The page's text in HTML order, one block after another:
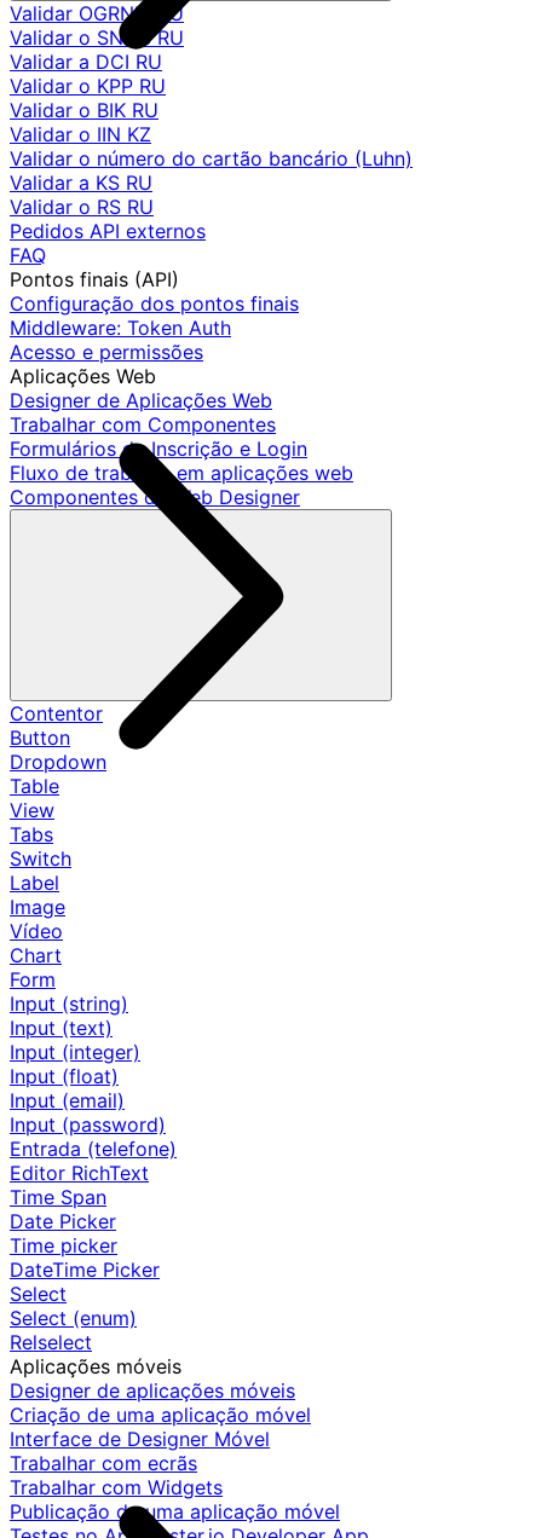
Validar OGRNIP RU
Validar o SNILS RU
Validar a DCI RU
Validar o KPP RU
Validar o BIK RU
Validar o IIN KZ
Validar o número do cartão bancário (Luhn)
Validar a KS RU
Validar o RS RU
Pedidos API externos
FAQ
Pontos finais (API)
Configuração dos pontos finais
Middleware: Token Auth
Acesso e permissões
Aplicações Web
Designer de Aplicações Web
Trabalhar com Componentes
Formulários de Inscrição e Login
Fluxo de trabalho em aplicações web
Componentes de Web Designer
Contentor
Button
Dropdown
Table
View
Tabs
Switch
Label
Image
Vídeo
Chart
Form
Input (string)
Input (text)
Input (integer)
Input (float)
Input (email)
Input (password)
Entrada (telefone)
Editor RichText
Time Span
Date Picker
Time picker
DateTime Picker
Select
Select (enum)
Relselect
Aplicações móveis
Designer de aplicações móveis
Criação de uma aplicação móvel
Interface de Designer Móvel
Trabalhar com ecrãs
Trabalhar com Widgets
Publicação de uma aplicação móvel